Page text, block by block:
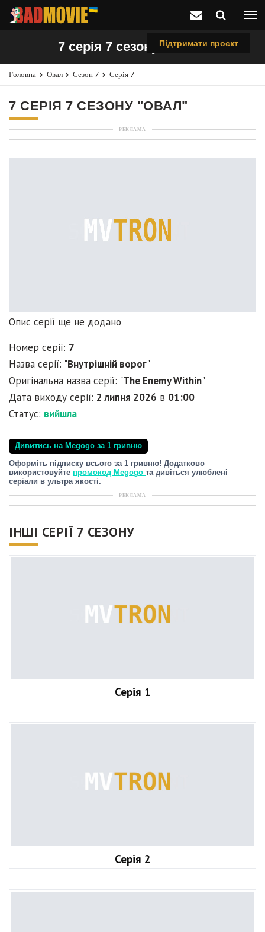
Підтримати проєкт
7 серія 7 сезону "Овал"
Головна Овал Сезон 7 Серія 7
7 СЕРІЯ 7 СЕЗОНУ "ОВАЛ"
РЕКЛАМА
Опис серії ще не додано
Номер серії: 7
Назва серії: "Внутрішній ворог"
Оригінальна назва серії: "The Enemy Within"
Дата виходу серії: 2 липня 2026 в 01:00
Статус: вийшла
Дивитись на Megogo за 1 гривню
Оформіть підписку всього за 1 гривню! Додатково
використовуйте промокод Megogo та дивіться улюблені
серіали в ультра якості.
РЕКЛАМА
ІНШІ СЕРІЇ 7 СЕЗОНУ
Серія 1
Серія 2